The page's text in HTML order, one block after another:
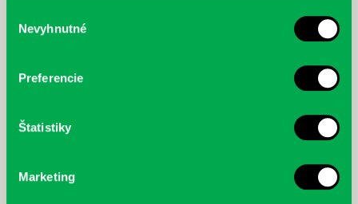
súhlasu
Nevyhnutné
Preferencie
Štatistiky
Marketing